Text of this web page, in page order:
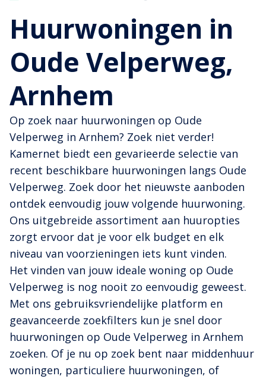
Huurwoningen in
Oude Velperweg,
Arnhem
Op zoek naar huurwoningen op Oude
Velperweg in Arnhem? Zoek niet verder!
Kamernet biedt een gevarieerde selectie van
recent beschikbare huurwoningen langs Oude
Velperweg. Zoek door het nieuwste aanboden
ontdek eenvoudig jouw volgende huurwoning.
Ons uitgebreide assortiment aan huuropties
zorgt ervoor dat je voor elk budget en elk
niveau van voorzieningen iets kunt vinden.
Het vinden van jouw ideale woning op Oude
Velperweg is nog nooit zo eenvoudig geweest.
Met ons gebruiksvriendelijke platform en
geavanceerde zoekfilters kun je snel door
huurwoningen op Oude Velperweg in Arnhem
zoeken. Of je nu op zoek bent naar middenhuur
woningen, particuliere huurwoningen, of